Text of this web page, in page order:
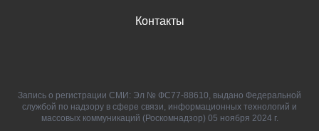
Контакты
Запись о регистрации СМИ: Эл № ФС77-88610, выдано Федеральной
службой по надзору в сфере связи, информационных технологий и
массовых коммуникаций (Роскомнадзор) 05 ноября 2024 г.